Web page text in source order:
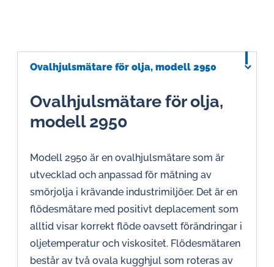
Ovalhjulsmätare för olja, modell 2950
Ovalhjulsmätare för olja,
modell 2950
Modell 2950 är en ovalhjulsmätare som är
utvecklad och anpassad för mätning av
smörjolja i krävande industrimiljöer. Det är en
flödesmätare med positivt deplacement som
alltid visar korrekt flöde oavsett förändringar i
oljetemperatur och viskositet. Flödesmätaren
består av två ovala kugghjul som roteras av